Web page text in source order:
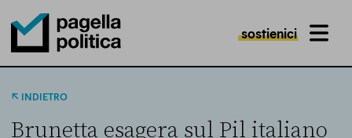
Pagella Politica Logo
sostienici MENU
INDIETRO
Brunetta esagera sul Pil italiano